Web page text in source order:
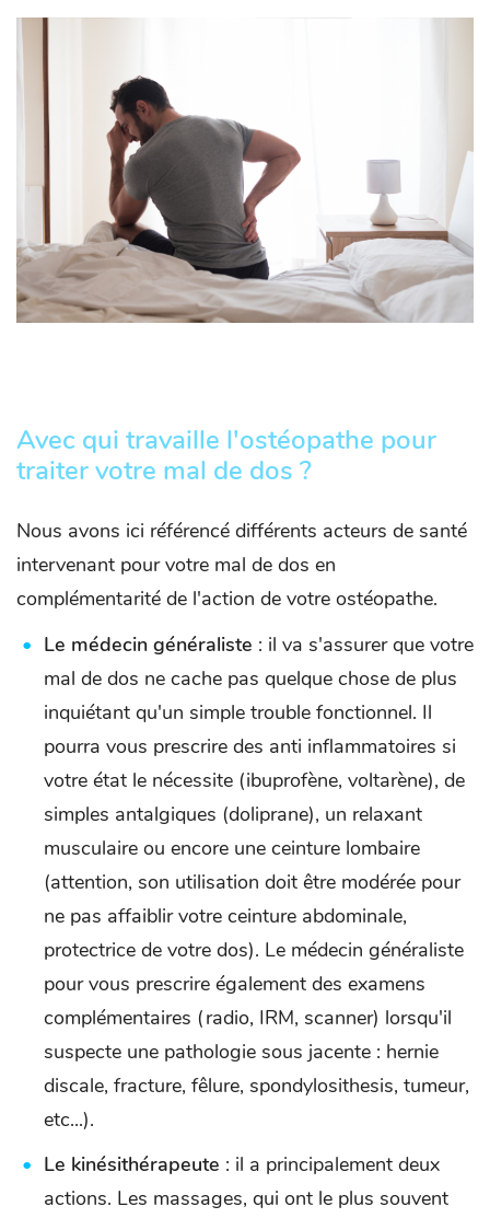
Avec qui travaille l'ostéopathe pour
traiter votre mal de dos ?
Nous avons ici référencé différents acteurs de santé
intervenant pour votre mal de dos en
complémentarité de l'action de votre ostéopathe.
Le médecin généraliste : il va s'assurer que votre
mal de dos ne cache pas quelque chose de plus
inquiétant qu'un simple trouble fonctionnel. Il
pourra vous prescrire des anti inflammatoires si
votre état le nécessite (ibuprofène, voltarène), de
simples antalgiques (doliprane), un relaxant
musculaire ou encore une ceinture lombaire
(attention, son utilisation doit être modérée pour
ne pas affaiblir votre ceinture abdominale,
protectrice de votre dos). Le médecin généraliste
pour vous prescrire également des examens
complémentaires (radio, IRM, scanner) lorsqu'il
suspecte une pathologie sous jacente : hernie
discale, fracture, fêlure, spondylosithesis, tumeur,
etc...).
Le kinésithérapeute : il a principalement deux
actions. Les massages, qui ont le plus souvent